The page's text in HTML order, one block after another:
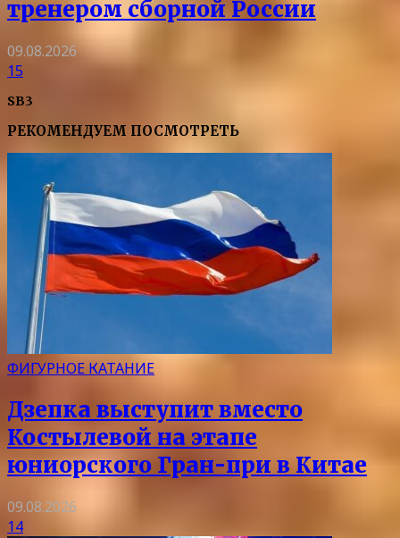
тренером сборной России
09.08.2026
15
SB3
РЕКОМЕНДУЕМ ПОСМОТРЕТЬ
ФИГУРНОЕ КАТАНИЕ
Дзепка выступит вместо
Костылевой на этапе
юниорского Гран-при в Китае
09.08.2026
14